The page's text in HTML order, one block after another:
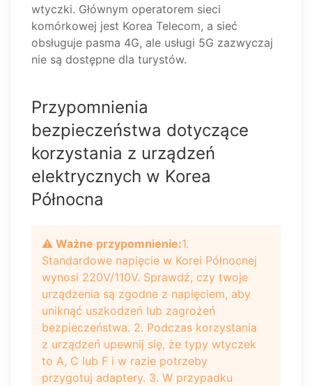
wtyczki. Głównym operatorem sieci
komórkowej jest Korea Telecom, a sieć
obsługuje pasma 4G, ale usługi 5G zazwyczaj
nie są dostępne dla turystów.
Przypomnienia
bezpieczeństwa dotyczące
korzystania z urządzeń
elektrycznych w Korea
Północna
⚠️ Ważne przypomnienie:1.
Standardowe napięcie w Korei Północnej
wynosi 220V/110V. Sprawdź, czy twoje
urządzenia są zgodne z napięciem, aby
uniknąć uszkodzeń lub zagrożeń
bezpieczeństwa. 2. Podczas korzystania
z urządzeń upewnij się, że typy wtyczek
to A, C lub F i w razie potrzeby
przygotuj adaptery. 3. W przypadku